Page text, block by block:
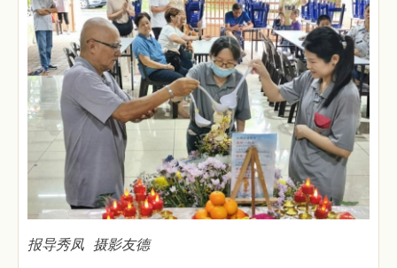
报导秀凤 摄影友德